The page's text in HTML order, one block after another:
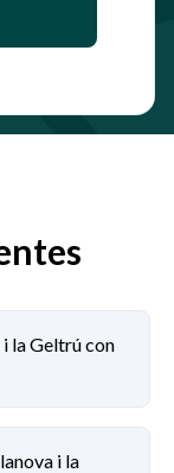
i la Geltrú con
i la